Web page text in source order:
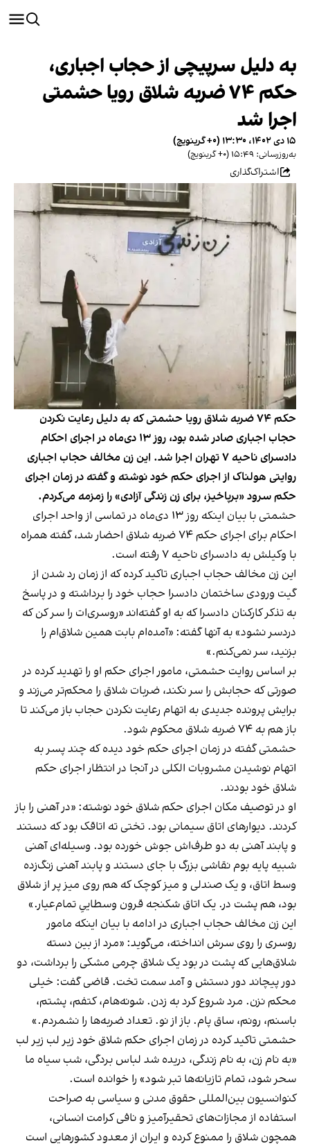
به دلیل سرپیچی از حجاب اجباری،
حکم ۷۴ ضربه شلاق رویا حشمتی
اجرا شد
۱۵ دی ۱۴۰۲، ۱۳:۳۰ (‎+۰ گرینویچ)
به‌روزرسانی: ۱۵:۴۹ (‎+۰ گرینویچ)
اشتراک‌گذاری
حکم ۷۴ ضربه شلاق رویا حشمتی که به دلیل رعایت نکردن
حجاب اجباری صادر شده بود، روز ۱۳ دی‌ماه در اجرای احکام
دادسرای ناحیه ۷ تهران اجرا شد. این زن مخالف حجاب اجباری
روایتی هولناک از اجرای حکم خود نوشته و گفته در زمان اجرای
حکم سرود «برپاخیز، برای زن زندگی آزادی» را زمزمه می‌کردم.
حشمتی با بیان اینکه روز ۱۳ دی‌ماه در تماسی از واحد اجرای
احکام برای اجرای حکم ۷۴ ضربه شلاق احضار شد، گفته همراه
با وکیلش به دادسرای ناحیه ۷ رفته است.
این زن مخالف حجاب اجباری تاکید کرده که از زمان رد شدن از
گیت ورودی ساختمان دادسرا حجاب خود را برداشته و در پاسخ
به تذکر کارکنان دادسرا که به او گفته‌اند «روسری‌‌ات را سر کن که
دردسر نشود» به آنها گفته: «آمده‌‌ام بابت همین شلاق‌ام را
بزنید، سر نمی‌کنم.»
بر اساس روایت حشمتی، مامور اجرای حکم او را تهدید کرده در
صورتی که حجابش را سر نکند، ضربات شلاق را محکم‌تر می‌زند و
برایش پرونده جدیدی به اتهام رعایت نکردن حجاب باز می‌کند تا
باز هم به ۷۴ ضربه شلاق محکوم شود.
حشمتی گفته در زمان اجرای حکم خود دیده که چند پسر به
اتهام نوشیدن مشروبات الکلی در آنجا در انتظار اجرای حکم
شلاق خود بودند.
او در توصیف مکان اجرای حکم شلاق خود نوشته: «در آهنی را باز
کردند. دیوارهای اتاق سیمانی بود. تختی ته اتاقک بود که دستند
و پابند آهنی به دو طرف‌اش جوش خورده بود. وسیله‌‌ای آهنی
شبیه پایه‌ بوم نقاشی بزرگ با جای دستند و پابند آهنی زنگ‌زده
وسط اتاق، و یک صندلی و میز کوچک که هم روی میز پر از شلاق
بود، هم پشت در. یک اتاق شکنجه‌ قرون‌ وسطاییِ تمام‌عیار.»
این زن مخالف حجاب اجباری در ادامه با بیان اینکه مامور
روسری را روی سرش انداخته، می‌گوید: «مرد از بین دسته‌
شلاق‌هایی که پشت در بود یک شلاق چرمی مشکی را برداشت، دو
دور پیچاند دور دستش و آمد سمت تخت. قاضی گفت: خیلی
محکم نزن. مرد شروع کرد به زدن. شونه‌هام، کتفم، پشتم،
باسنم، رونم، ساق پام. باز از نو. تعداد ضربه‌ها را نشمردم.»
حشمتی تاکید کرده در زمان اجرای حکم شلاق خود زیر لب زیر لب
«به نام زن، به نام زندگی، دریده شد لباس بردگی، شب سیاه ما
سحر شود، تمام تازیانه‌ها تبر شود» را خوانده است.
کنوانسیون بین‌المللی حقوق مدنی و سیاسی به صراحت
استفاده از مجازات‌های تحقیرآمیز و نافی کرامت انسانی،
همچون شلاق را ممنوع کرده و ایران از معدود کشورهایی است